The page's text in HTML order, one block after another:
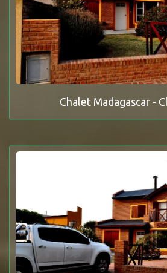
Chalet Madagascar -